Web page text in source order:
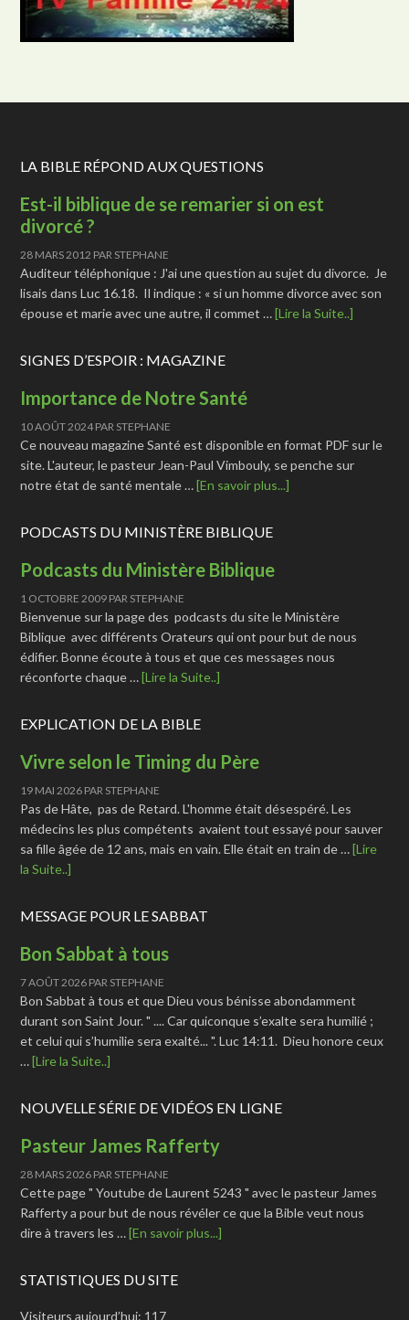
LA BIBLE RÉPOND AUX QUESTIONS
Est-il biblique de se remarier si on est
divorcé ?
28 MARS 2012 PAR STEPHANE
Auditeur téléphonique : J'ai une question au sujet du divorce. Je
lisais dans Luc 16.18. Il indique : « si un homme divorce avec son
épouse et marie avec une autre, il commet …[Lire la Suite..]
SIGNES D’ESPOIR : MAGAZINE
Importance de Notre Santé
10 AOÛT 2024PAR STEPHANE
Ce nouveau magazine Santé est disponible en format PDF sur le
site. L'auteur, le pasteur Jean-Paul Vimbouly, se penche sur
notre état de santé mentale …[En savoir plus...]
PODCASTS DU MINISTÈRE BIBLIQUE
Podcasts du Ministère Biblique
1 OCTOBRE 2009 PAR STEPHANE
Bienvenue sur la page des podcasts du site le Ministère
Biblique avec différents Orateurs qui ont pour but de nous
édifier. Bonne écoute à tous et que ces messages nous
réconforte chaque …[Lire la Suite..]
EXPLICATION DE LA BIBLE
Vivre selon le Timing du Père
19 MAI 2026 PAR STEPHANE
Pas de Hâte, pas de Retard. L'homme était désespéré. Les
médecins les plus compétents avaient tout essayé pour sauver
sa fille âgée de 12 ans, mais en vain. Elle était en train de …[Lire
la Suite..]
MESSAGE POUR LE SABBAT
Bon Sabbat à tous
7 AOÛT 2026 PAR STEPHANE
Bon Sabbat à tous et que Dieu vous bénisse abondamment
durant son Saint Jour. " .... Car quiconque s’exalte sera humilié ;
et celui qui s’humilie sera exalté... ". Luc 14:11. Dieu honore ceux
…[Lire la Suite..]
NOUVELLE SÉRIE DE VIDÉOS EN LIGNE
Pasteur James Rafferty
28 MARS 2026 PAR STEPHANE
Cette page " Youtube de Laurent 5243 " avec le pasteur James
Rafferty a pour but de nous révéler ce que la Bible veut nous
dire à travers les …[En savoir plus...]
STATISTIQUES DU SITE
Visiteurs aujourd’hui: 117